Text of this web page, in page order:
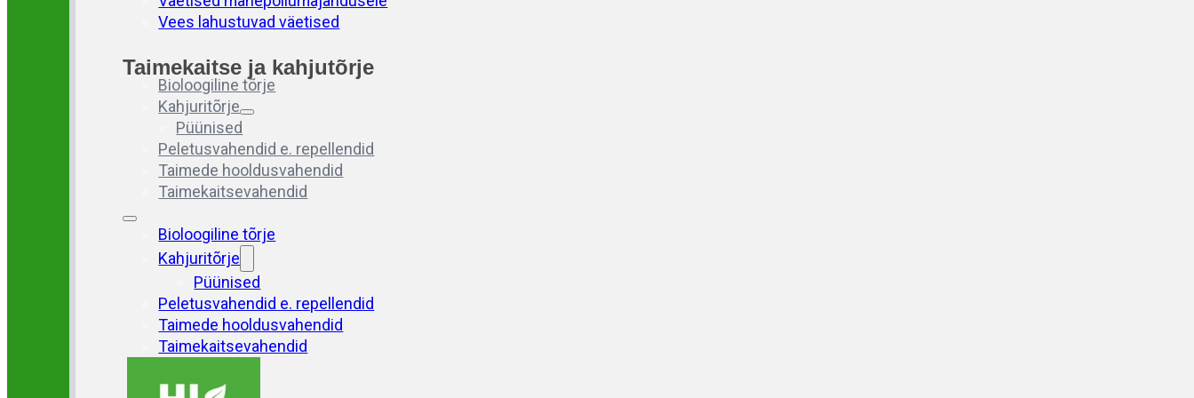
Vees lahustuvad väetised
Taimekaitse ja kahjutõrje
Bioloogiline tõrje
Kahjuritõrje
Püünised
Peletusvahendid e. repellendid
Taimede hooldusvahendid
Taimekaitsevahendid
Bioloogiline tõrje
Kahjuritõrje
Püünised
Peletusvahendid e. repellendid
Taimede hooldusvahendid
Taimekaitsevahendid